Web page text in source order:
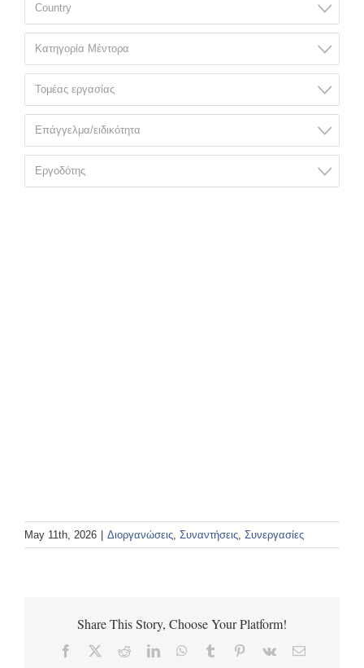
Country
Κατηγορία Μέντορα
Τομέας εργασίας
Επάγγελμα/ειδικότητα
Εργοδότης
May 11th, 2026 Διοργανώσεις, Συναντήσεις, Συνεργασίες
Share This Story, Choose Your Platform!
Facebook RedditLinkedInWhatsApp
Tumblr Pinterest
Vk Email